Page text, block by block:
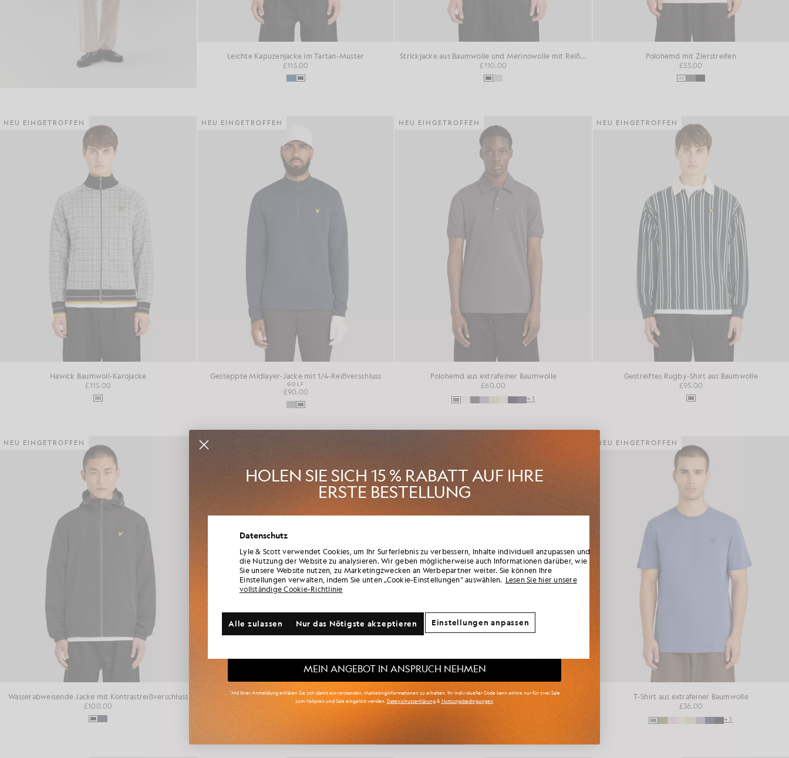
Leichte Kapuzenjacke im Tartan-Muster
£115.00
Strickjacke aus Baumwolle und Merinowolle mit Reißverschluss
£110.00
Polohemd mit Zierstreifen
£55.00
NEU EINGETROFFEN
Hawick Baumwoll-Karojacke
£115.00
NEU EINGETROFFEN
Gesteppte Midlayer-Jacke mit 1/4-Reißverschluss
GOLF
£90.00
NEU EINGETROFFEN
Polohemd aus extrafeiner Baumwolle
£60.00
+1
NEU EINGETROFFEN
Gestreiftes Rugby-Shirt aus Baumwolle
£95.00
NEU EINGETROFFEN
Wasserabweisende Jacke mit Kontrastreißverschluss
£100.00
NEU EINGETROFFEN
Polohemd mit Fair-Isle-Muster
£85.00
Sweatshirt aus Baumwolle mit Rundhalsausschnitt
£65.00
NEU EINGETROFFEN
T-Shirt aus extrafeiner Baumwolle
£36.00
+1
Datenschutz
Lyle & Scott verwendet Cookies, um Ihr Surferlebnis zu verbessern, Inhalte individuell anzupassen und
die Nutzung der Website zu analysieren. Wir geben möglicherweise auch Informationen darüber, wie
Sie unsere Website nutzen, zu Marketingzwecken an Werbepartner weiter. Sie können Ihre
Einstellungen verwalten, indem Sie unten „Cookie-Einstellungen“ auswählen. Lesen Sie hier unsere
vollständige Cookie-Richtlinie
Nur das Nötigste akzeptieren
Alle zulassen Einstellungen anpassen
HOLEN SIE SICH 15 % RABATT AUF IHRE
ERSTE BESTELLUNG
Werden Sie Mitglied im „ Lyle & Scott “-Club und erfahren Sie als Erste von den
Neuheiten der neuen Saison, Kooperationen und saisonalen Sonderverkäufen exklusiv
für Mitglieder sowie von einem einzigartigen Willkommenscode mit 15 % Rabatt.
Weitere Kommunikationspräferenzen?
MEIN ANGEBOT IN ANSPRUCH NEHMEN
*Mit Ihrer Anmeldung erklären Sie sich damit einverstanden, Marketinginformationen zu erhalten. Ihr individueller Code kann online nur für zwei Sale
zum Vollpreis und Sale eingelöst werden. Datenschutzerklärung&Nutzungsbedingungen.